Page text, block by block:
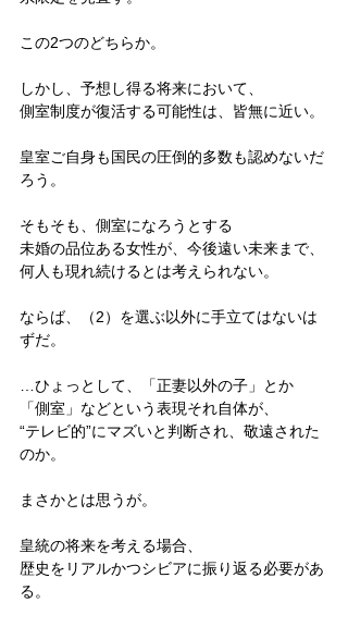
この2つのどちらか。
しかし、予想し得る将来において、
側室制度が復活する可能性は、皆無に近い。
皇室ご自身も国民の圧倒的多数も認めないだ
ろう。
そもそも、側室になろうとする
未婚の品位ある女性が、今後遠い未来まで、
何人も現れ続けるとは考えられない。
ならば、（2）を選ぶ以外に手立てはないは
ずだ。
…ひょっとして、「正妻以外の子」とか
「側室」などという表現それ自体が、
“テレビ的”にマズいと判断され、敬遠された
のか。
まさかとは思うが。
皇統の将来を考える場合、
歴史をリアルかつシビアに振り返る必要があ
る。